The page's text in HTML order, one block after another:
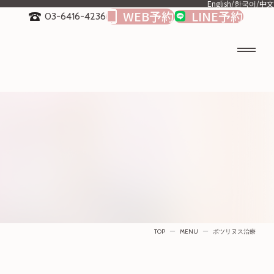
English/한국어/中文
03-6416-4236 WEB予約 LINE予約
TOP ー MENU ー ボツリヌス治療